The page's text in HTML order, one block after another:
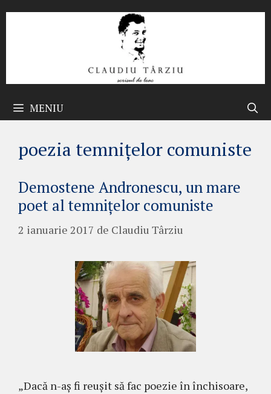
MENIU
poezia temnițelor comuniste
Demostene Andronescu, un mare
poet al temnițelor comuniste
2 ianuarie 2017 de Claudiu Târziu
„Dacă n-aș fi reușit să fac poezie în închisoare,